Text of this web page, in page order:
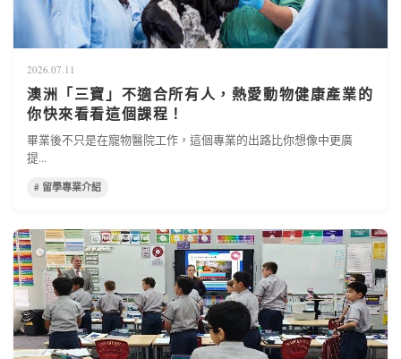
2026.07.11
澳洲「三寶」不適合所有人，熱愛動物健康產業的
你快來看看這個課程！
畢業後不只是在寵物醫院工作，這個專業的出路比你想像中更廣
提...
# 留學專業介紹